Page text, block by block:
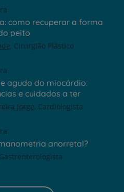
como recuperar a forma
peito
Cirurgião Plástico
agudo do miocárdio:
e cuidados a ter
Jorge Cardiologista
anorretal?
Gastrenterologista